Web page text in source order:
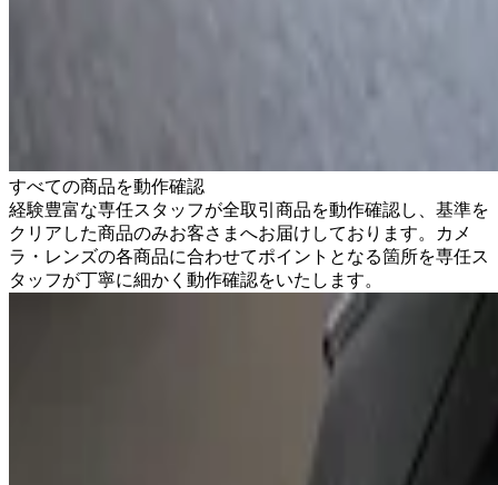
すべての商品を動作確認
経験豊富な専任スタッフが全取引商品を動作確認し、基準を
クリアした商品のみお客さまへお届けしております。カメ
ラ・レンズの各商品に合わせてポイントとなる箇所を専任ス
タッフが丁寧に細かく動作確認をいたします。